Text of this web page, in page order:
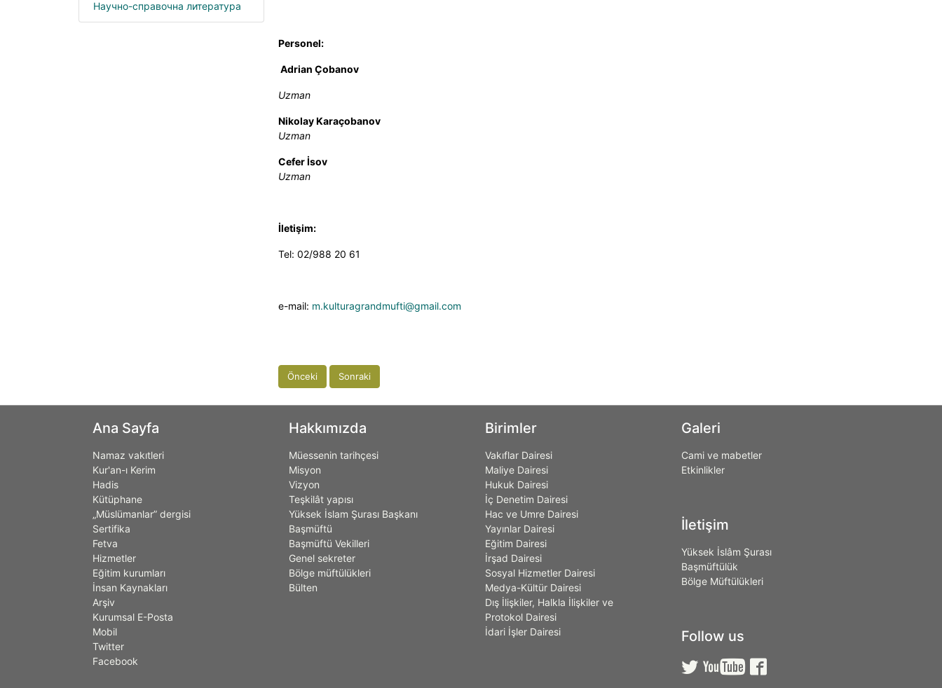
Научно-справочна литература
Personel:
Adrian Çobanov
Uzman
Nikolay Karaçobanov
Uzman
Cefer İsov
Uzman
İletişim:
Tel: 02/988 20 61
e-mail: m.kulturagrandmufti@gmail.com
Önceki Sonraki
Ana Sayfa
Namaz vakıtleri
Kur'an-ı Kerim
Hadis
Kütüphane
„Müslümanlar” dergisi
Sertifika
Fetva
Hizmetler
Eğitim kurumları
İnsan Kaynakları
Arşiv
Kurumsal E-Posta
Mobil
Twitter
Facebook
Hakkımızda
Müessenin tarihçesi
Misyon
Vizyon
Teşkilât yapısı
Yüksek İslam Şurası Başkanı
Başmüftü
Başmüftü Vekilleri
Genel sekreter
Bölge müftülükleri
Bülten
Birimler
Vakıflar Dairesi
Maliye Dairesi
Hukuk Dairesi
İç Denetim Dairesi
Hac ve Umre Dairesi
Yayınlar Dairesi
Eğitim Dairesi
İrşad Dairesi
Sosyal Hizmetler Dairesi
Medya-Kültür Dairesi
Dış İlişkiler, Halkla İlişkiler ve
Protokol Dairesi
İdari İşler Dairesi
Galeri
Cami ve mabetler
Etkinlikler
İletişim
Yüksek İslâm Şurası
Başmüftülük
Bölge Müftülükleri
Follow us
  